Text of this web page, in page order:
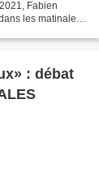
Fabien
les matinales.
: débat